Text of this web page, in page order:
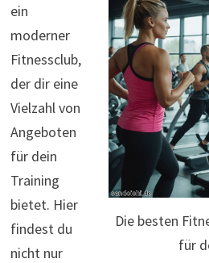
Die besten
für
ein
moderner
Fitnessclub,
der dir eine
Vielzahl von
Angeboten
für dein
Training
bietet. Hier
findest du
nicht nur